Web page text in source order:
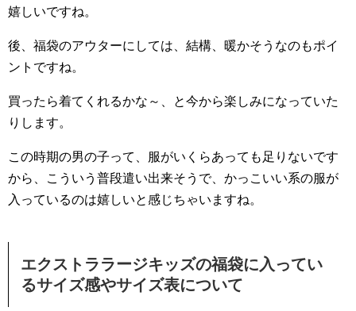
嬉しいですね。
後、福袋のアウターにしては、結構、暖かそうなのもポイ
ントですね。
買ったら着てくれるかな～、と今から楽しみになっていた
りします。
この時期の男の子って、服がいくらあっても足りないです
から、こういう普段遣い出来そうで、かっこいい系の服が
入っているのは嬉しいと感じちゃいますね。
エクストララージキッズの福袋に入ってい
るサイズ感やサイズ表について